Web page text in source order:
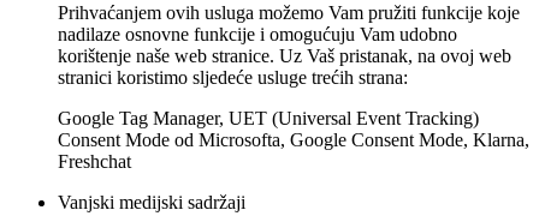
Prihvaćanjem ovih usluga možemo Vam pružiti funkcije koje
nadilaze osnovne funkcije i omogućuju Vam udobno
korištenje naše web stranice. Uz Vaš pristanak, na ovoj web
stranici koristimo sljedeće usluge trećih strana:
Google Tag Manager, UET (Universal Event Tracking)
Consent Mode od Microsofta, Google Consent Mode, Klarna,
Freshchat
Vanjski medijski sadržaji